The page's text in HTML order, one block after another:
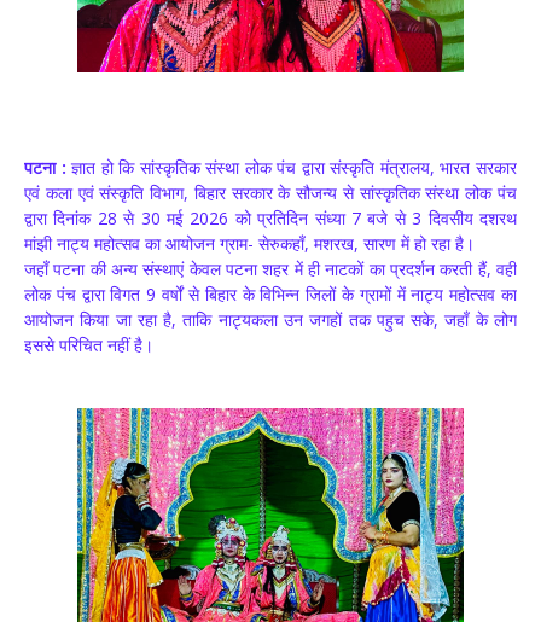
पटना : ज्ञात हो कि सांस्कृतिक संस्था लोक पंच द्वारा संस्कृति मंत्रालय, भारत सरकार
एवं कला एवं संस्कृति विभाग, बिहार सरकार के सौजन्य से सांस्कृतिक संस्था लोक पंच
द्वारा दिनांक 28 से 30 मई 2026 को प्रतिदिन संध्या 7 बजे से 3 दिवसीय दशरथ
मांझी नाट्य महोत्सव का आयोजन ग्राम- सेरुकहाँ, मशरख, सारण में हो रहा है।
जहाँ पटना की अन्य संस्थाएं केवल पटना शहर में ही नाटकों का प्रदर्शन करती हैं, वही
लोक पंच द्वारा विगत 9 वर्षों से बिहार के विभिन्न जिलों के ग्रामों में नाट्य महोत्सव का
आयोजन किया जा रहा है, ताकि नाट्यकला उन जगहों तक पहुच सके, जहाँ के लोग
इससे परिचित नहीं है।